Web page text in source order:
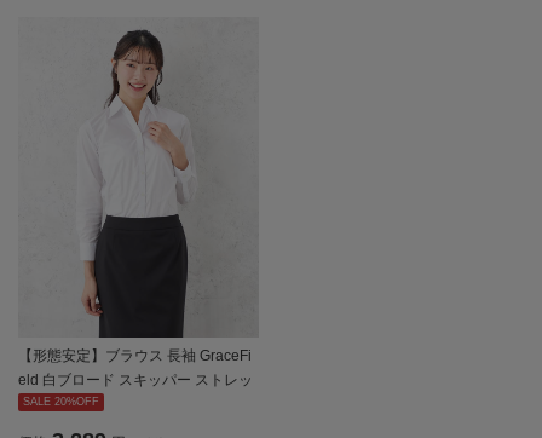
【形態安定】ブラウス 長袖 GraceFi
eld 白ブロード スキッパー ストレッ
チ リクルート 通年【レディース】
SALE 20%OFF